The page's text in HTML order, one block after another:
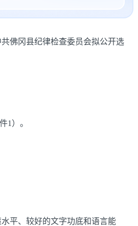
佛冈县纪律检查委员会拟公开选
1）。
平、较好的文字功底和语言能